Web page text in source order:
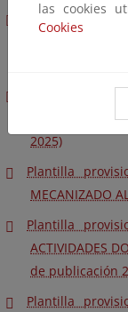
Plantilla
Plantilla
2025)
Plantilla
MECANIZADO
Plantilla
ACTIVIDADES
de publicación
Plantilla
las cookies
Cookies